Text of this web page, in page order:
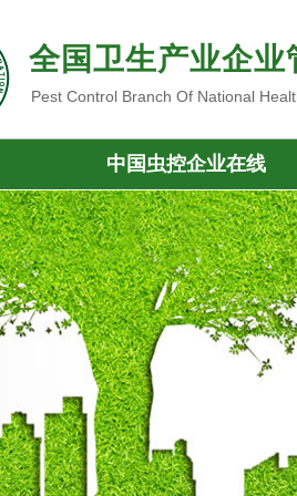
全国卫生产业企
Pest Control Branch Of National
中国虫控企业在线